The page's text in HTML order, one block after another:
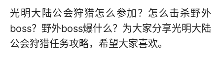
光明大陆公会狩猎怎么参加？怎么击杀野外
boss？野外boss爆什么？为大家分享光明大陆
公会狩猎任务攻略，希望大家喜欢。